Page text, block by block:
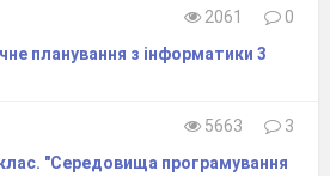
2061
0
планування з інформатики 3
5663
3
"Середовища програмування